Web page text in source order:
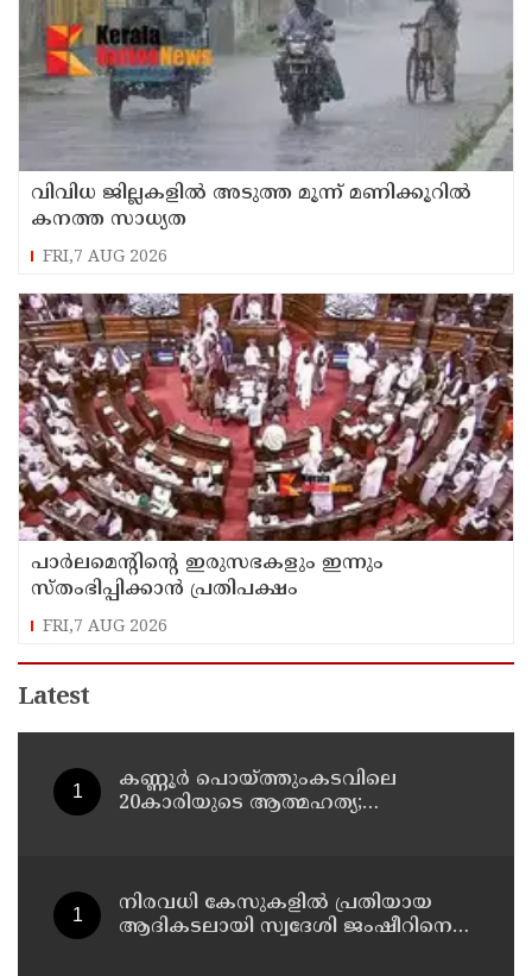
വിവിധ ജില്ലകളില്‍ അടുത്ത മൂന്ന് മണിക്കൂറില്‍
കനത്ത സാധ്യത
FRI,7 AUG 2026
പാര്‍ലമെന്റിന്റെ ഇരുസഭകളും ഇന്നും
സ്തംഭിപ്പിക്കാന്‍ പ്രതിപക്ഷം
FRI,7 AUG 2026
Latest
കണ്ണൂർ പൊയ്ത്തുംകടവിലെ
20കാരിയുടെ ആത്മഹത്യ;
നിരവധി കേസുകളിൽ പ്രതിയായ
ആദികടലായി സ്വദേശി ജംഷീറിനെ